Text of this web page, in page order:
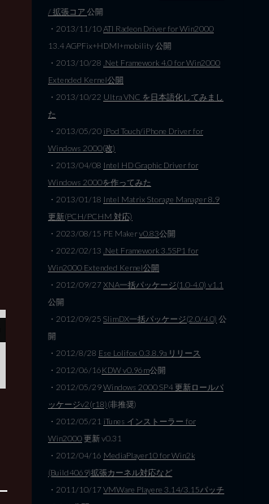
/ 拡張コア 公開
・2013/11/10ATI Radeon Driver for Win2000
13.4 AGPFix+HDMI+mobility 公開
・2013/10/28 .Net Framework 4.0 for Win2000
Extended Kernel公開
・2013/10/22 Ultra VNC を日本語化してみまし
た
・2013/05/20 iPod Touch/iPhone Driver for
Windows 2000(改)
・2013/04/08 Intel HD Graphic Driver for
Windows 2000を作ってみた
・2013/01/18 Intel Matrix Storage Manager 8.9
更新(PCH/PCHM 対応)
・2023/08/15 PE Makerv0.83公開
・2022/02/13 .Net Framework 3.5SP1 for
Win2000 Extended Kernel公開
・2012/09/27XNA一括パッケージ(1.0-4.0) v1.1
公開
・2012/09/25 SlimDX一括パッケージ(2.0/4.0) 公
開
・2012/8/28 Ese Lolifox 0.3.8.9a リリース
・2012/06/16KDW v0.96m公開
・2012/05/29Windows 2000 SP4 更新ロールパ
ッケージv2(r18)(非推奨)
・2012/05/21 iTunes インストーラー for
Win2000更新 v0.31
・2012/04/16 MediaPlayer10 for Win2k
(Build4069)拡張カーネル対応など
・2011/10/17VMWare Playere 3.14/3.15パッチ